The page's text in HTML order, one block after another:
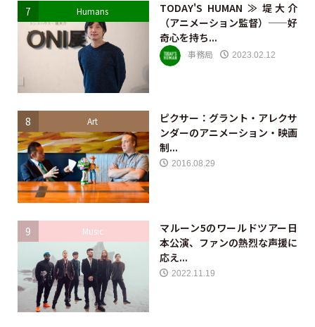
7 Humans
TODAY'S HUMAN ≫ 堤大介
（アニメーション監督）——好
奇心を持ち...
事務局 2023.02.12
8 Art
ピクサー：グラント・アレクサ
ンダーのアニメーション・映画
制...
2016.08.29
9 Music
マルーン5のワールドツアー日
本公演、ファンの熱烈な声援に
応え...
2022.11.19